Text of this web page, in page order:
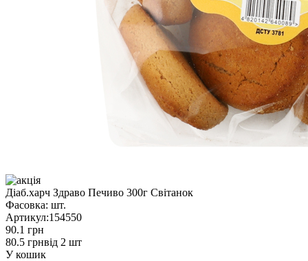
Діаб.харч Здраво Печиво 300г Світанок
Фасовка: шт.
Артикул:154550
90.1 грн
80.5 грнвід 2 шт
У кошик